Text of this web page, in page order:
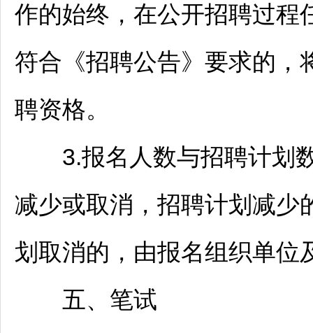
作的始终，在公开招聘过程
符合《招聘公告》要求的，
聘资格。
3.报名人数与招聘计划
减少或取消， 招聘计划减少
划取消的，由报名组织单位
五、笔试